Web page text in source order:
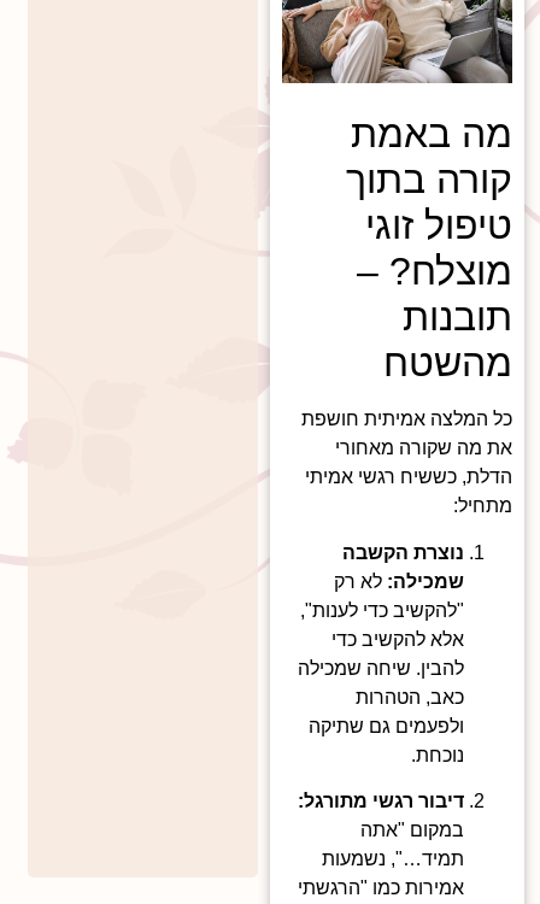
מה באמת
קורה בתוך
טיפול זוגי
מוצלח? –
תובנות
מהשטח
כל המלצה אמיתית חושפת
את מה שקורה מאחורי
הדלת, כששיח רגשי אמיתי
מתחיל:
נוצרת הקשבה
שמכילה: לא רק
"להקשיב כדי לענות",
אלא להקשיב כדי
להבין. שיחה שמכילה
כאב, הטהרות
ולפעמים גם שתיקה
נוכחת.
דיבור רגשי מתורגל:
במקום "אתה
תמיד…", נשמעות
אמירות כמו "הרגשתי